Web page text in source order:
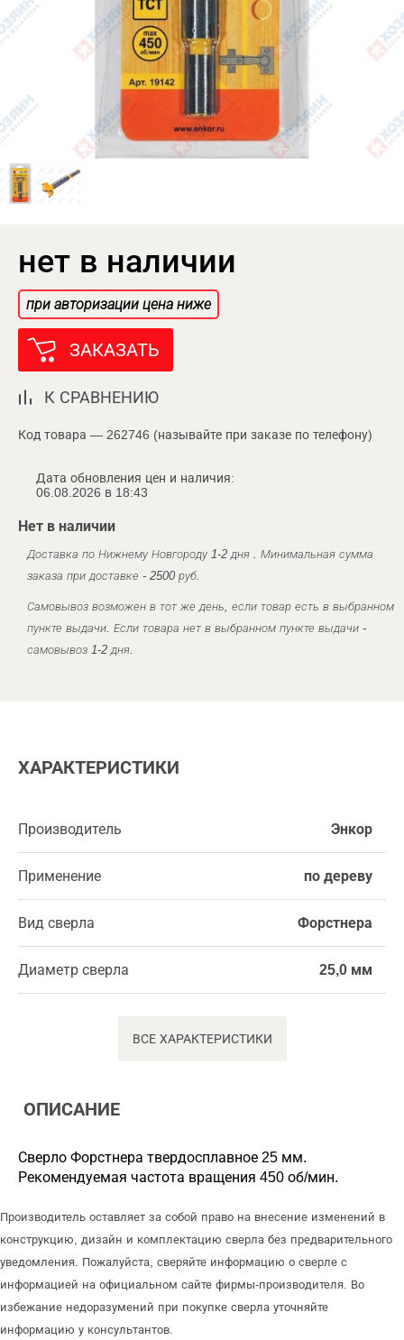
нет в наличии
при авторизации цена ниже
ЗАКАЗАТЬ
К СРАВНЕНИЮ
Код товара — 262746 (называйте при заказе по телефону)
Дата обновления цен и наличия:
06.08.2026 в 18:43
Нет в наличии
Доставка по Нижнему Новгороду 1-2 дня . Минимальная сумма
заказа при доставке - 2500 руб.
Самовывоз возможен в тот же день, если товар есть в выбранном
пункте выдачи. Если товара нет в выбранном пункте выдачи -
самовывоз 1-2 дня.
ХАРАКТЕРИСТИКИ
Производитель Энкор
Применение по дереву
Вид сверла Форстнера
Диаметр сверла 25,0 мм
ВСЕ ХАРАКТЕРИСТИКИ
ОПИСАНИЕ
Сверло Форстнера твердосплавное 25 мм.
Рекомендуемая частота вращения 450 об/мин.
Производитель оставляет за собой право на внесение изменений в
конструкцию, дизайн и комплектацию сверла без предварительного
уведомления. Пожалуйста, сверяйте информацию о сверле с
информацией на официальном сайте фирмы-производителя. Во
избежание недоразумений при покупке сверла уточняйте
информацию у консультантов.